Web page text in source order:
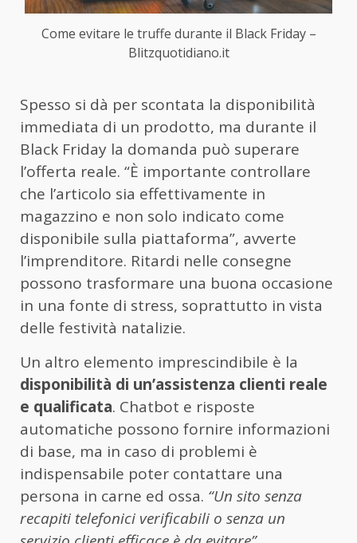
Come evitare le truffe durante il Black Friday –
Blitzquotidiano.it
Spesso si dà per scontata la disponibilità
immediata di un prodotto, ma durante il
Black Friday la domanda può superare
l’offerta reale. “È importante controllare
che l’articolo sia effettivamente in
magazzino e non solo indicato come
disponibile sulla piattaforma”, avverte
l’imprenditore. Ritardi nelle consegne
possono trasformare una buona occasione
in una fonte di stress, soprattutto in vista
delle festività natalizie.
Un altro elemento imprescindibile è la
disponibilità di un’assistenza clienti reale
e qualificata. Chatbot e risposte
automatiche possono fornire informazioni
di base, ma in caso di problemi è
indispensabile poter contattare una
persona in carne ed ossa. “Un sito senza
recapiti telefonici verificabili o senza un